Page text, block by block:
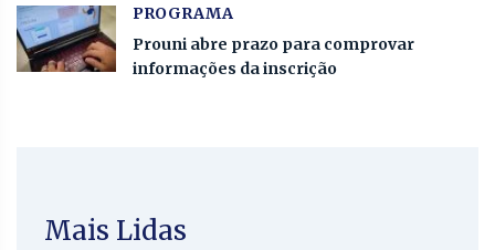
PROGRAMA
Prouni abre prazo para comprovar
informações da inscrição
Mais Lidas